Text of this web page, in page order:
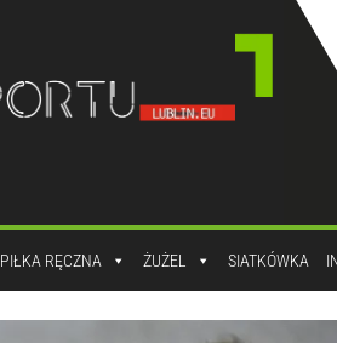
PIŁKA RĘCZNA ŻUŻEL SIATKÓWKA